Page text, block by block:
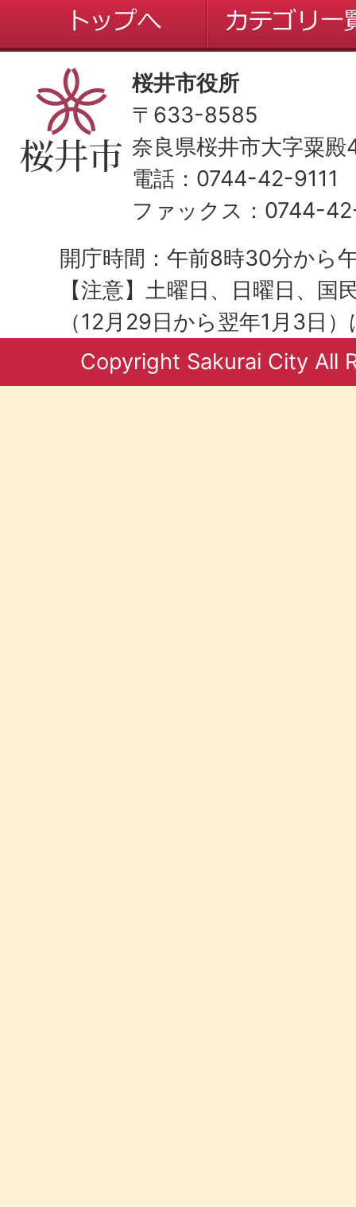
桜井市役所
〒633-8585
奈良県桜井市大字粟
電話：0744-42-9111
ファックス：0744-
開庁時間：午前8時30分から
【注意】土曜日、日曜日、国
（12月29日から翌年1月3日
Copyright Sakurai City All